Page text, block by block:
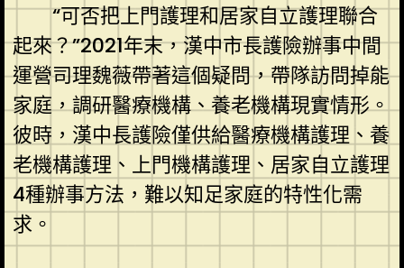
“可否把上門護理和居家自立護理聯合
起來？”2021年末，漢中市長護險辦事中間
運營司理魏薇帶著這個疑問，帶隊訪問掉能
家庭，調研醫療機構、養老機構現實情形。
彼時，漢中長護險僅供給醫療機構護理、養
老機構護理、上門機構護理、居家自立護理
4種辦事方法，難以知足家庭的特性化需
求。